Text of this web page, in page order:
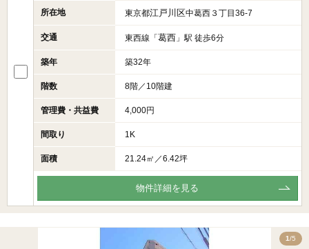
所在地 東京都江戸川区中葛西３丁目36-7
交通 東西線「 葛西 」駅 徒歩6分
築年 築32年
階数 8階／10階建
管理費・共益費 4,000円
間取り 1K
面積 21.24㎡／6.42坪
物件詳細を見る
1/5